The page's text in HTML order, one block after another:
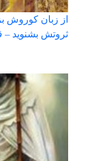
از زبان کوروش
ثروتش بشنوید